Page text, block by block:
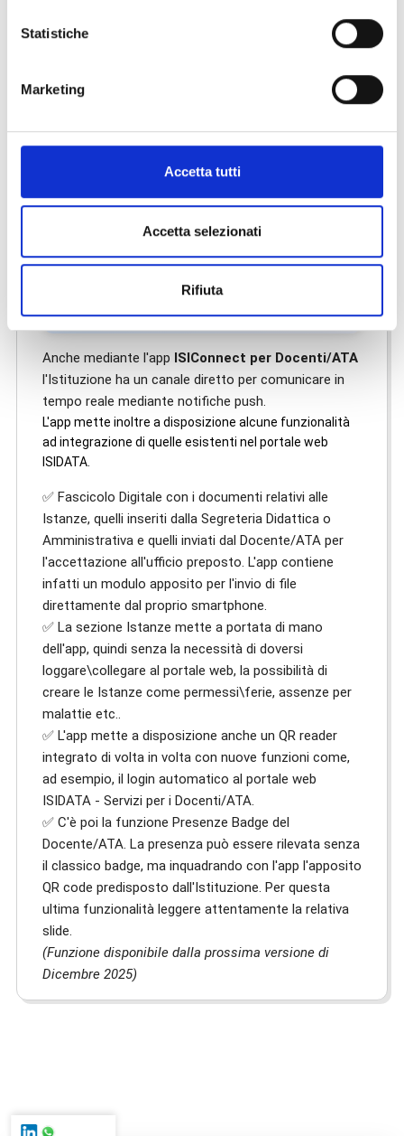
Statistiche
Marketing
Accetta tutti
Accetta selezionati
Rifiuta
👩‍🏫 ISIConnect: l'app per i Docenti ed
il Personale ATA
Anche mediante l'app ISIConnect per Docenti/ATA
l'Istituzione ha un canale diretto per comunicare in
tempo reale mediante notifiche push.
L'app mette inoltre a disposizione alcune funzionalità
ad integrazione di quelle esistenti nel portale web
ISIDATA.
✅ Fascicolo Digitale con i documenti relativi alle
Istanze, quelli inseriti dalla Segreteria Didattica o
Amministrativa e quelli inviati dal Docente/ATA per
l'accettazione all'ufficio preposto. L'app contiene
infatti un modulo apposito per l'invio di file
direttamente dal proprio smartphone.
✅ La sezione Istanze mette a portata di mano
dell'app, quindi senza la necessità di doversi
loggare\collegare al portale web, la possibilità di
creare le Istanze come permessi\ferie, assenze per
malattie etc..
✅ L'app mette a disposizione anche un QR reader
integrato di volta in volta con nuove funzioni come,
ad esempio, il login automatico al portale web
ISIDATA - Servizi per i Docenti/ATA.
✅ C'è poi la funzione Presenze Badge del
Docente/ATA. La presenza può essere rilevata senza
il classico badge, ma inquadrando con l'app l'apposito
QR code predisposto dall'Istituzione. Per questa
ultima funzionalità leggere attentamente la relativa
slide.
(Funzione disponibile dalla prossima versione di
Dicembre 2025)